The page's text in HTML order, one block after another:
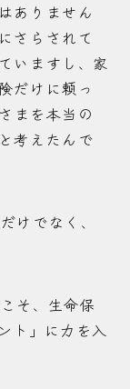
ありません
さらされて
いますし、家
だけに頼っ
まを本当の
考えたんで
けでなく、
そ、生命保
ト」に力を入